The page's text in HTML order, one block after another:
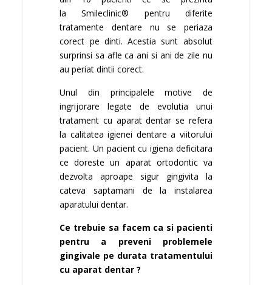
laSmileclinic® pentru diferite
tratamente dentare nu se periaza
corect pe dinti. Acestia sunt absolut
surprinsi sa afle ca ani si ani de zile nu
au periat dintii corect.
Unul din principalele motive de
ingrijorare legate de evolutia unui
tratament cu aparat dentar se refera
la calitatea igienei dentare a viitorului
pacient. Un pacient cu igiena deficitara
ce doreste un aparat ortodontic va
dezvolta aproape sigur gingivita la
cateva saptamani de la instalarea
aparatului dentar.
Ce trebuie sa facem ca si pacienti
pentru a preveni problemele
gingivale pe durata tratamentului
cu aparat dentar ?